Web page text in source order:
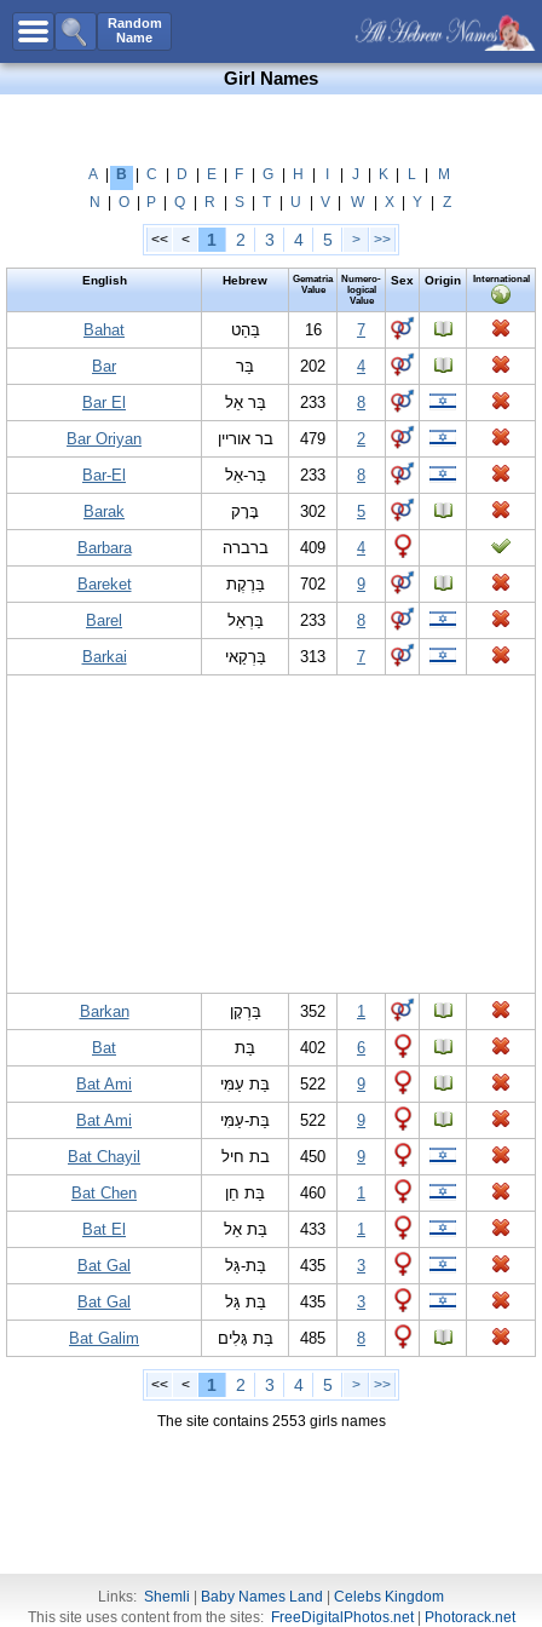
Random
Name
All Names
Boy Names
Unisex Names
Popular Names
Celebs B. DaysNew!
Numerology
Contact Us
Girl Names
A B C D E F G H J K L
M
N
O P Q R S T U V W X Y Z
<< < 1 2 3 4 5 > >>
English Hebrew
Gematria
Value
Numero-
logical
Value
Sex Origin International
Bahat בַּהַט 16
7
Bar
בַּר 202
4
Bar El
בַּר אֵל 233
8
Bar Oriyan
בר אוריין 479
2
Bar-El
בַּר-אֵל 233
8
Barak
בָּרָק 302
5
Barbara
ברברה 409
4
Bareket
בַּרֶקֶת 702
9
Barel
בַּרְאֵל 233
8
Barkai
בַּרְקַאי 313 7
Barkan בַּרְקָן 352
1
Bat
בַּת 402
6
Bat Ami
בַּת עַמִּי 522
9
Bat Ami
בַּת-עַמִּי 522
9
Bat Chayil
בת חיל 450
9
Bat Chen
בַּת חֵן 460
1
Bat El
בַּת אֵל 433
1
Bat Gal
בַּת-גַּל 435
3
Bat Gal
בַּת גַּל 435
3
Bat Galim
בַּת גָּלִים 485 8
<< < 1 2 3 4 5 > >>
The site contains 2553 girls names
Links: Shemli Baby Names Land
Celebs Kingdom
This site uses content from the sites: FreeDigitalPhotos.net| Photorack.net